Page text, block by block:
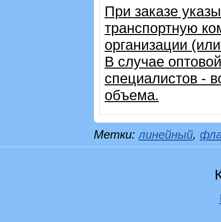
При заказе
транспортную
организации
В случае
специалистов -
объема.
Метки:линейный,